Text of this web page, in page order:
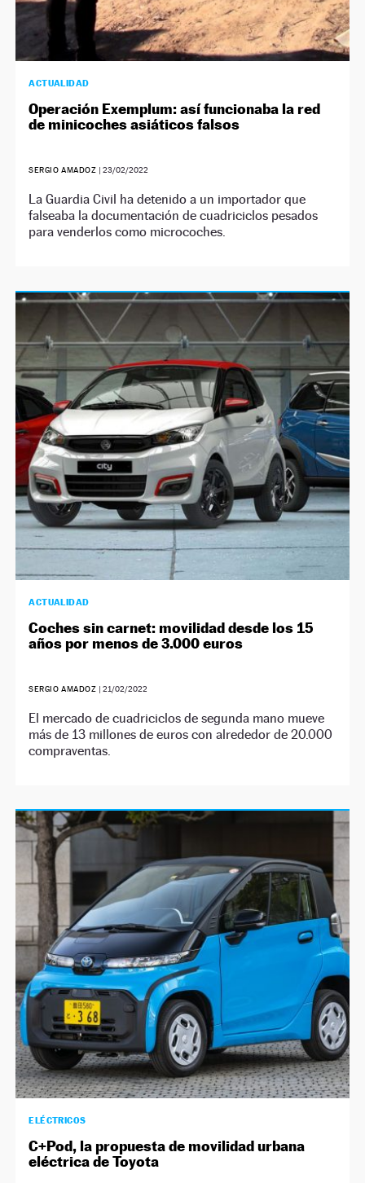
ACTUALIDAD
Operación Exemplum: así funcionaba la red
de minicoches asiáticos falsos
SERGIO AMADOZ | 23/02/2022
La Guardia Civil ha detenido a un importador que
falseaba la documentación de cuadriciclos pesados
para venderlos como microcoches.
ACTUALIDAD
Coches sin carnet: movilidad desde los 15
años por menos de 3.000 euros
SERGIO AMADOZ | 21/02/2022
El mercado de cuadriciclos de segunda mano mueve
más de 13 millones de euros con alrededor de 20.000
compraventas.
ELÉCTRICOS
C+Pod, la propuesta de movilidad urbana
eléctrica de Toyota